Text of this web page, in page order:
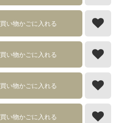
買い物かごに入れる
買い物かごに入れる
買い物かごに入れる
買い物かごに入れる